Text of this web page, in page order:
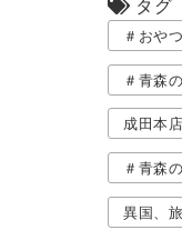
タグ
＃おや
＃青森
成田本
＃青森
異国、